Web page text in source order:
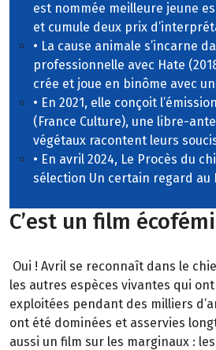
est nommée meilleure jeune
et cumule deux prix
• La cause animale s’incarne
professionnelle avec Hate
crée et joue en binôme avec
• En 2021, elle conçoit
(France Culture), une libre-
végétaux racontent leurs
• En avril 2024, Le Procès du
sélection Un certain regard au
C’est un film
Oui ! Avril se reconnaît dans le
les autres espèces vivantes qui
exploitées pendant des milliers
ont été dominées et asservies
aussi un film sur les marginaux :